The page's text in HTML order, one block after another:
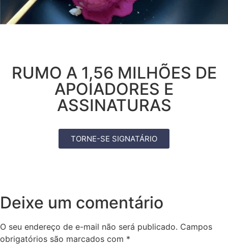
RUMO A 1,56 MILHÕES DE
APOIADORES E
ASSINATURAS
TORNE-SE SIGNATÁRIO
Deixe um comentário
O seu endereço de e-mail não será publicado. Campos
obrigatórios são marcados com *